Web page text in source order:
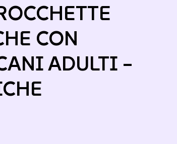
CON
ADULTI –